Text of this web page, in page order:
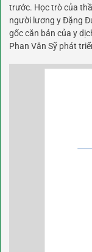
trước. Học trò của
người lương y Đặng
gốc căn bản của y
Phan Văn Sỹ phát